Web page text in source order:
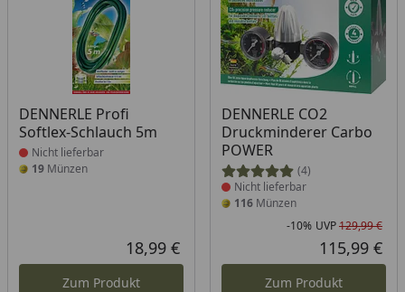
DENNERLE Profi
Softlex-Schlauch 5m
Produkt nicht lieferbar
Nicht lieferbar
19 Münzen
Aktueller Preis
18,99 €
Zum Produkt
DENNERLE CO2
Druckminderer Carbo
POWER
(4)
Produkt nicht lieferbar
Nicht lieferbar
116Münzen
-10% UVP129,99 €
115,99 €
Zum Produkt